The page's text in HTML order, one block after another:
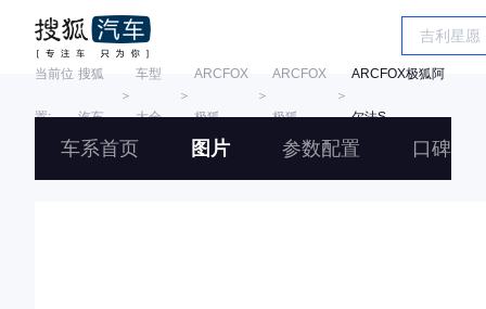
当前位
置:
搜狐
汽车
＞
车型
大全
＞
ARCFOX
极狐
＞
ARCFOX
极狐
＞
ARCFOX极狐阿
尔法S
车系首页 图片 参数配置 口碑